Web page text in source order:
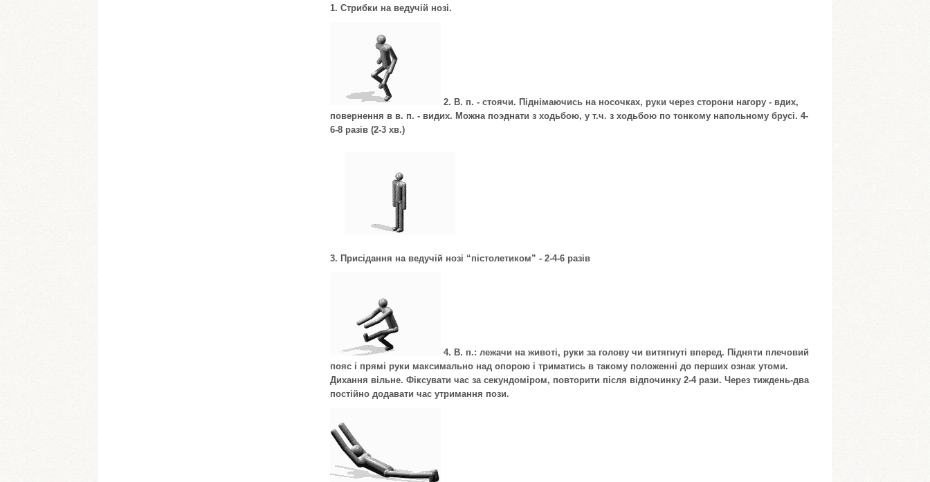
1. Стрибки на ведучій нозі.
2. В. п. - стоячи. Піднімаючись на носочках, руки через сторони нагору - вдих,
повернення в в. п. - видих. Можна поэднати з ходьбою, у т.ч. з ходьбою по тонкому напольному брусі. 4-
6-8 разів (2-3 хв.)
3. Присідання на ведучій нозі “пістолетиком” - 2-4-6 разів
4. В. п.: лежачи на животі, руки за голову чи витягнуті вперед. Підняти плечовий
пояс і прямі руки максимально над опорою і триматись в такому положенні до перших ознак утоми.
Дихання вільне. Фіксувати час за секундоміром, повторити після відпочинку 2-4 рази. Через тиждень-два
постійно додавати час утримання пози.